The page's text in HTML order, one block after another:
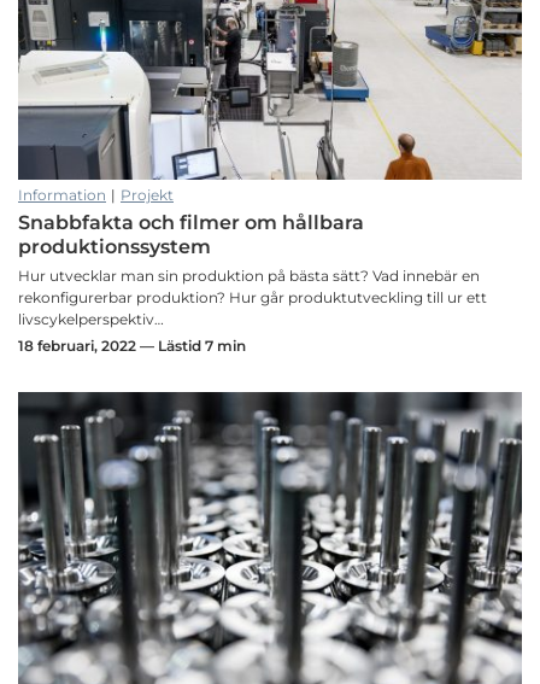
Information | Projekt
Snabbfakta och filmer om hållbara
produktionssystem
Hur utvecklar man sin produktion på bästa sätt? Vad innebär en
rekonfigurerbar produktion? Hur går produktutveckling till ur ett
livscykelperspektiv…
18 februari, 2022 — Lästid 7 min